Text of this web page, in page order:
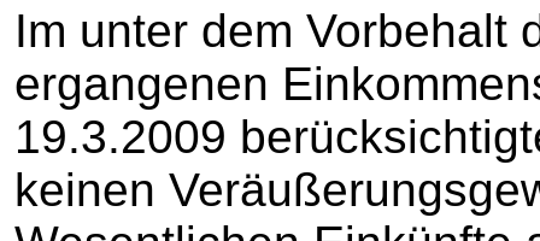
Im unter dem Vorbehalt
ergangenen
19.3.2009
keinen